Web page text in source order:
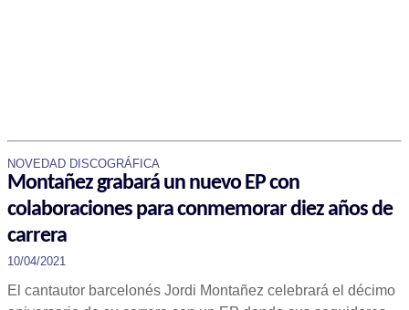
NOVEDAD DISCOGRÁFICA
Montañez grabará un nuevo EP con
colaboraciones para conmemorar diez años de
carrera
10/04/2021
El cantautor barcelonés Jordi Montañez celebrará el décimo